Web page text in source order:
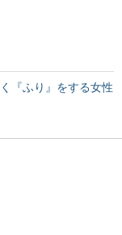
『ふり』をする女性